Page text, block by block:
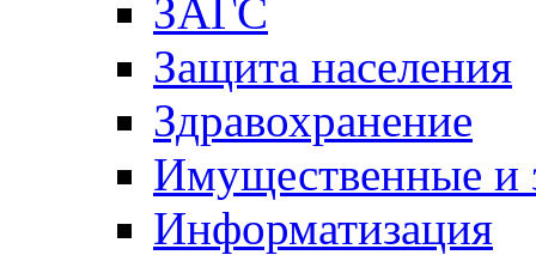
ЗАГС
Защита населения
Здравохранение
Имущественные и
Информатизация